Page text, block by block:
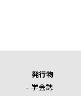
発行物
学会誌